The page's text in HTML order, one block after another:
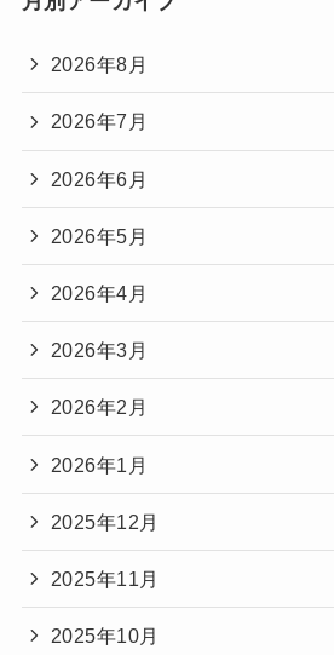
2026年8月
2026年7月
2026年6月
2026年5月
2026年4月
2026年3月
2026年2月
2026年1月
2025年12月
2025年11月
2025年10月